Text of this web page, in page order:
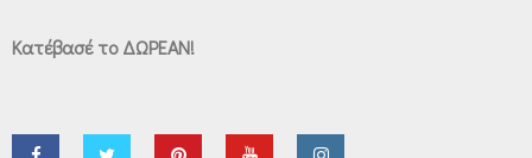
Κατέβασέ το ΔΩΡΕΑΝ!